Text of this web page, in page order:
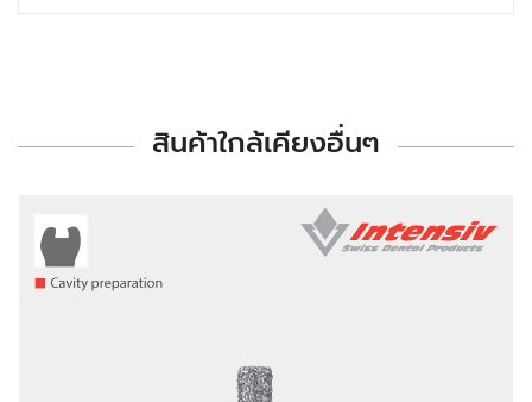
สินค้าใกล้เคียงอื่นๆ